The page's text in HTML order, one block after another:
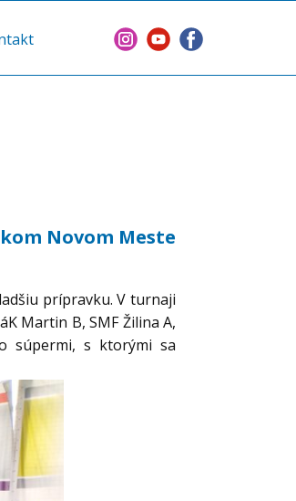
Novom Meste
prípravku. V turnaji
Martin B, SMF Žilina A,
súpermi, s ktorými sa